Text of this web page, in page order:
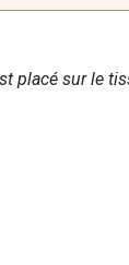
placé sur le